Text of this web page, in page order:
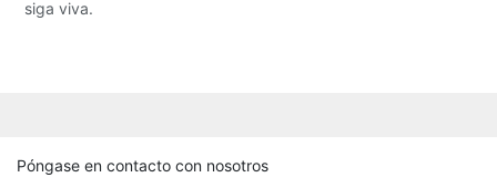
siga viva.
Póngase en contacto con nosotros